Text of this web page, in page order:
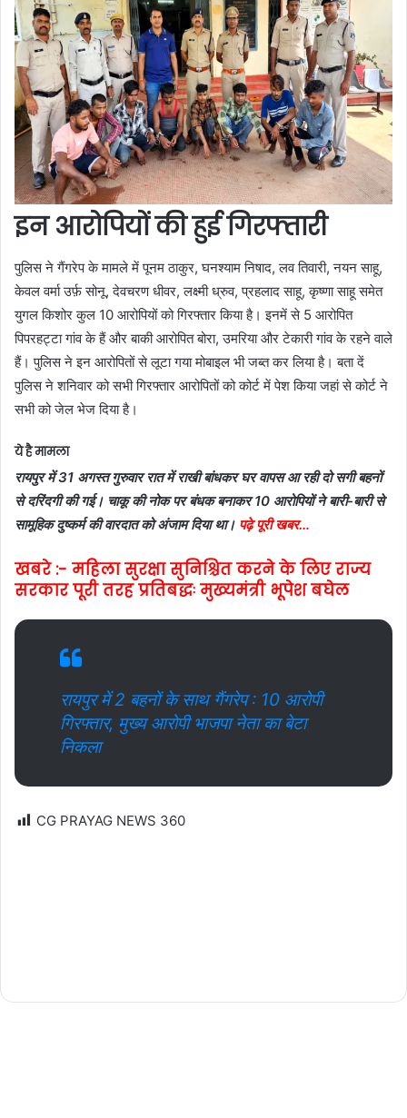
इन आरोपियों की हुई गिरफ्तारी
पुलिस ने गैंगरेप के मामले में पूनम ठाकुर, घनश्याम निषाद, लव तिवारी, नयन साहू,
केवल वर्मा उर्फ़ सोनू, देवचरण धीवर, लक्ष्मी ध्रुव, प्रहलाद साहू, कृष्णा साहू समेत
युगल किशोर कुल 10 आरोपियों को गिरफ्तार किया है। इनमें से 5 आरोपित
पिपरहट्टा गांव के हैं और बाकी आरोपित बोरा, उमरिया और टेकारी गांव के रहने वाले
हैं। पुलिस ने इन आरोपितों से लूटा गया मोबाइल भी जब्त कर लिया है। बता दें
पुलिस ने शनिवार को सभी गिरफ्तार आरोपितों को कोर्ट में पेश किया जहां से कोर्ट ने
सभी को जेल भेज दिया है।
ये है मामला
रायपुर में 31 अगस्त गुरुवार रात में राखी बांधकर घर वापस आ रही दो सगी बहनों
से दरिंदगी की गई। चाकू की नोक पर बंधक बनाकर 10 आरोपियों ने बारी-बारी से
सामूहिक दुष्कर्म की वारदात को अंजाम दिया था। पढ़े पूरी खबर…
खबरे :- महिला सुरक्षा सुनिश्चित करने के लिए राज्य
सरकार पूरी तरह प्रतिबद्धः मुख्यमंत्री भूपेश बघेल
रायपुर में 2 बहनों के साथ गैंगरेप : 10 आरोपी
गिरफ्तार, मुख्य आरोपी भाजपा नेता का बेटा
निकला
CG PRAYAG NEWS 360